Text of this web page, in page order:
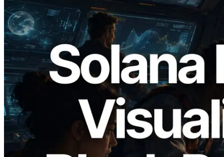
2026.05.24
Validators Solutions lanza el Solana Block
Analyzer — Visualización del tiempo de
producción de bloque por slot y del
Validador asignado